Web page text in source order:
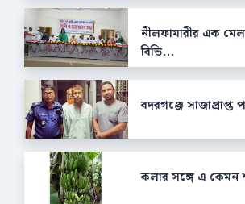
নীলফামারীর এক
বিভি...
বদরগঞ্জে
কলার সঙ্গে এ কেমন